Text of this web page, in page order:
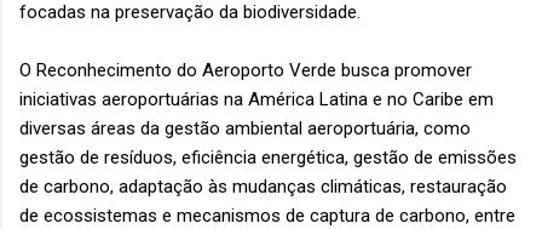
focadas na preservação da biodiversidade.
O Reconhecimento do Aeroporto Verde busca promover
iniciativas aeroportuárias na América Latina e no Caribe em
diversas áreas da gestão ambiental aeroportuária, como
gestão de resíduos, eficiência energética, gestão de emissões
de carbono, adaptação às mudanças climáticas, restauração
de ecossistemas e mecanismos de captura de carbono, entre